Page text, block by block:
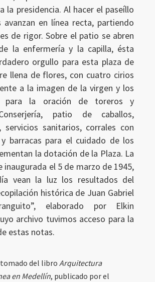
la presidencia. Al hacer el paseíllo
avanzan en línea recta, partiendo
de rigor. Sobre el patio se abren
la enfermería y la capilla, ésta
orgullo para esta plaza de
llena de flores, con cuatro cirios
a la imagen de la virgen y los
para la oración de toreros y
patio de caballos,
servicios sanitarios, corrales con
y barracas para el cuidado de los
la dotación de la Plaza. La
inaugurada el 5 de marzo de 1945,
vean la luz los resultados del
histórica de Juan Gabriel
elaborado por Elkin
archivo tuvimos acceso para la
estas notas.
del libro Arquitectura
en Medellín, publicado por el